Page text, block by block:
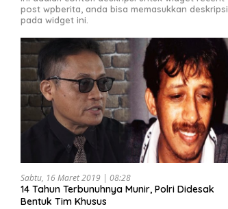
post wpberita, anda bisa memasukkan deskripsi
pada widget ini.
Sabtu, 16 Maret 2019 | 08:28
14 Tahun Terbunuhnya Munir, Polri Didesak
Bentuk Tim Khusus